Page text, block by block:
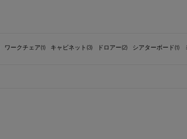
ワークチェア(1) キャビネット(3) ドロアー(2) シアターボード(1)